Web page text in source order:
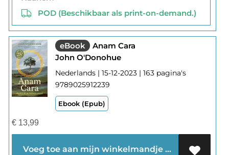
POD (Beschikbaar als print-on-demand.)
eBook
Anam Cara
John O'Donohue
Nederlands | 15-12-2023 | 163 pagina's
9789025912239
Ebook (Epub)
€13,99
Voeg toe aan mijn winkelmandje